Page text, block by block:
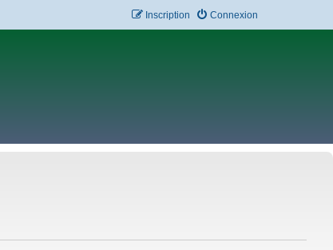
Connexion
Inscription